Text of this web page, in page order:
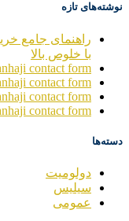
نوشته‌های تازه
راهنمای جامع
با خلوص بالا
contact form
contact form
contact form
contact form
دسته‌ها
دولومیت
سیلیس
عمومی